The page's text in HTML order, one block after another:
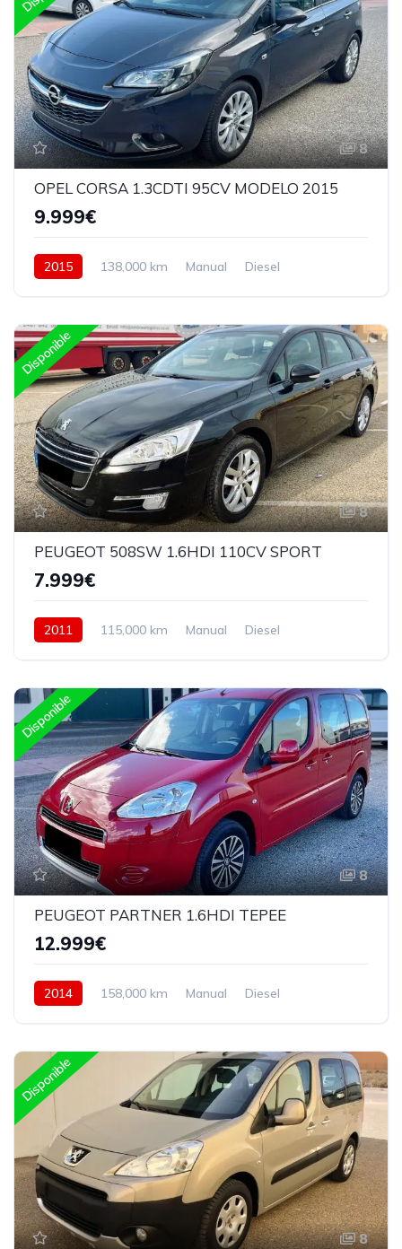
8
OPEL CORSA 1.3CDTI 95CV MODELO 2015
9.999€
2015 138,000 km Manual
Diesel
Disponible
8
PEUGEOT 508SW 1.6HDI 110CV SPORT
7.999€
2011 115,000 km Manual
Diesel
Disponible
8
PEUGEOT PARTNER 1.6HDI TEPEE
12.999€
2014 158,000 km Manual
Diesel
Disponible
8